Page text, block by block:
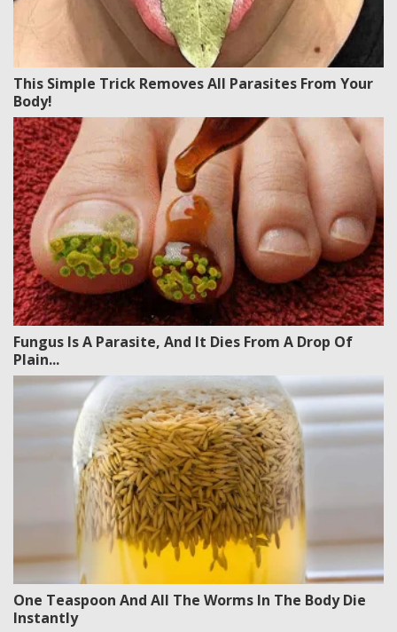
This Simple Trick Removes All Parasites From Your
Body!
Fungus Is A Parasite, And It Dies From A Drop Of
Plain...
One Teaspoon And All The Worms In The Body Die
Instantly